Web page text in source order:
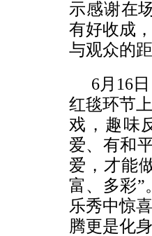
示感谢在
有好收成 ，
与观众的距
6月16
红毯环节
戏，趣味
爱、有和
爱，才能
富、多彩”
乐秀中惊
腾更是化